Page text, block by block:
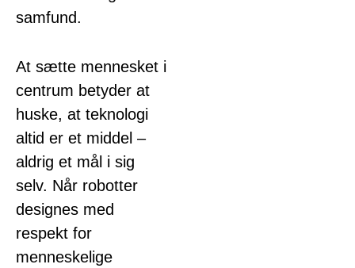
samfund.
At sætte mennesket i
centrum betyder at
huske, at teknologi
altid er et middel –
aldrig et mål i sig
selv. Når robotter
designes med
respekt for
menneskelige